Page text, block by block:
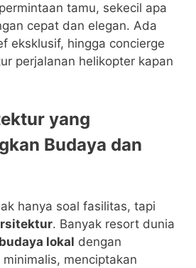
tamu, sekecil apa
cepat dan elegan. Ada
eksklusif, hingga concierge
perjalanan helikopter kapan
yang
Budaya dan
hanya soal fasilitas, tapi
. Banyak resort dunia
budaya lokal dengan
menciptakan